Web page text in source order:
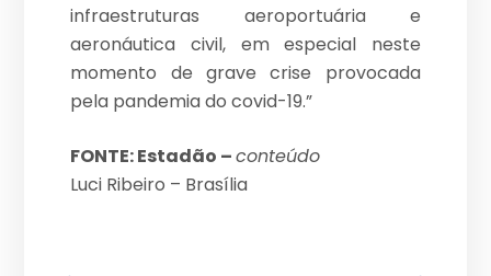
infraestruturas aeroportuária e
aeronáutica civil, em especial neste
momento de grave crise provocada
pela pandemia do covid-19.”
FONTE: Estadão –conteúdo
Luci Ribeiro – Brasília